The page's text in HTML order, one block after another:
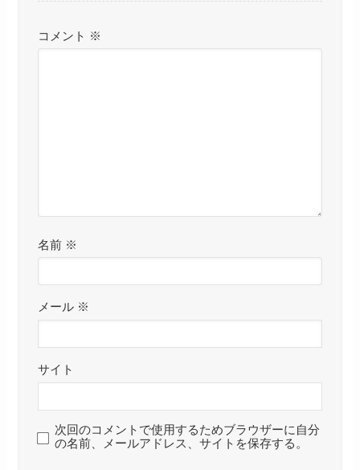
コメント ※
名前 ※
メール ※
サイト
次回のコメントで使用するためブラウザーに自分
の名前、メールアドレス、サイトを保存する。